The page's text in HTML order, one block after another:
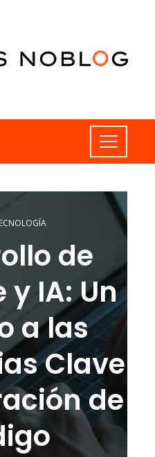
de
y IA: Un
a las
Clave
de